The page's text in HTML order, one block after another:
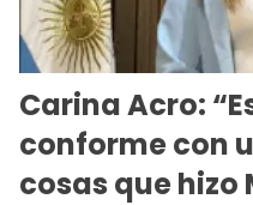
Carina Acro:
conforme con
cosas que hizo